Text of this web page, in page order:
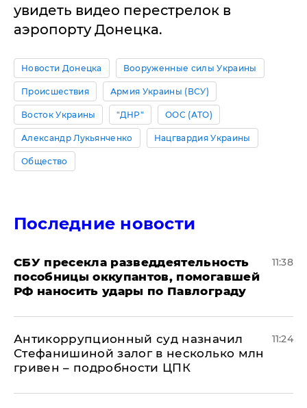
увидеть видео перестрелок в
аэропорту Донецка.
Новости Донецка Вооруженные силы Украины
Происшествия Армия Украины (ВСУ)
Восток Украины "ДНР" ООС (АТО)
Александр Лукьянченко Нацгвардия Украины
Общество
Последние новости
СБУ пресекла разведдеятельность
пособницы оккупантов, помогавшей
РФ наносить удары по Павлограду
11:38
Антикоррупционный суд назначил
Стефанишиной залог в несколько млн
гривен – подробности ЦПК
11:24